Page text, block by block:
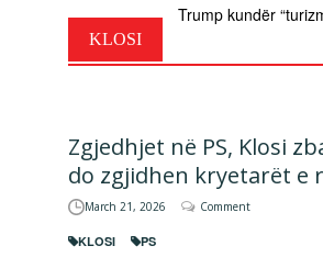
Trump kundër
KLOSI
Zgjedhjet në PS, Klosi
do zgjidhen kryetarët e
March 21, 2026 Comment
KLOSI PS